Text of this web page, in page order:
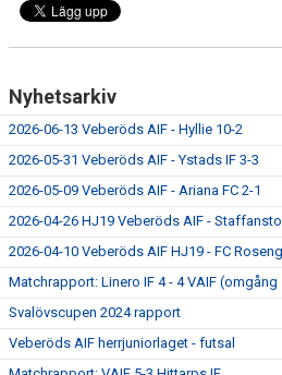
Nyhetsarkiv
2026-06-13 Veberöds AIF - Hyllie 10-2
2026-05-31 Veberöds AIF - Ystads IF 3-3
2026-05-09 Veberöds AIF - Ariana FC 2-1
2026-04-26 HJ19 Veberöds AIF -
2026-04-10 Veberöds AIF HJ19 - FC
Matchrapport: Linero IF 4 - 4 VAIF (omgång
Svalövscupen 2024 rapport
Veberöds AIF herrjuniorlaget - futsal